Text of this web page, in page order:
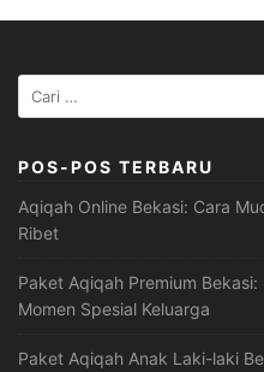
Cari
untuk:
POS-POS TERBARU
Aqiqah Online Bekasi: Cara
Ribet
Paket Aqiqah Premium
Momen Spesial Keluarga
Paket Aqiqah Anak Laki-laki